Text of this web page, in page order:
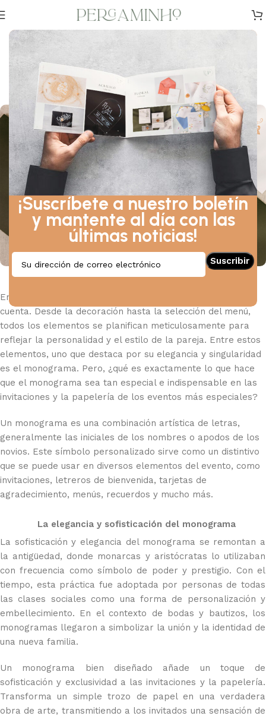
¡Suscríbete a nuestro boletín
y mantente al día con las
últimas noticias!
CONSEJOS
Descubre la importancia de un
monograma en tu boda.
En 27 de junio de 2024
En el mundo de las bodas y los bautizos, cada detalle
cuenta. Desde la decoración hasta la selección del menú,
todos los elementos se planifican meticulosamente para
reflejar la personalidad y el estilo de la pareja. Entre estos
elementos, uno que destaca por su elegancia y singularidad
es el monograma. Pero, ¿qué es exactamente lo que hace
que el monograma sea tan especial e indispensable en las
invitaciones y la papelería de los eventos más especiales?
Un monograma es una combinación artística de letras,
generalmente las iniciales de los nombres o apodos de los
novios. Este símbolo personalizado sirve como un distintivo
que se puede usar en diversos elementos del evento, como
invitaciones, letreros de bienvenida, tarjetas de
agradecimiento, menús, recuerdos y mucho más.
La elegancia y sofisticación del monograma
La sofisticación y elegancia del monograma se remontan a
la antigüedad, donde monarcas y aristócratas lo utilizaban
con frecuencia como símbolo de poder y prestigio. Con el
tiempo, esta práctica fue adoptada por personas de todas
las clases sociales como una forma de personalización y
embellecimiento. En el contexto de bodas y bautizos, los
monogramas llegaron a simbolizar la unión y la identidad de
una nueva familia.
Un monograma bien diseñado añade un toque de
sofisticación y exclusividad a las invitaciones y la papelería.
Transforma un simple trozo de papel en una verdadera
obra de arte, transmitiendo a los invitados una sensación de